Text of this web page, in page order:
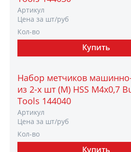
Артикул
Цена за шт/руб
Кол-во
Набор метчиков
из 2-х шт (М) HSS М4х0,7
Tools 144040
Артикул
Цена за шт/руб
Кол-во